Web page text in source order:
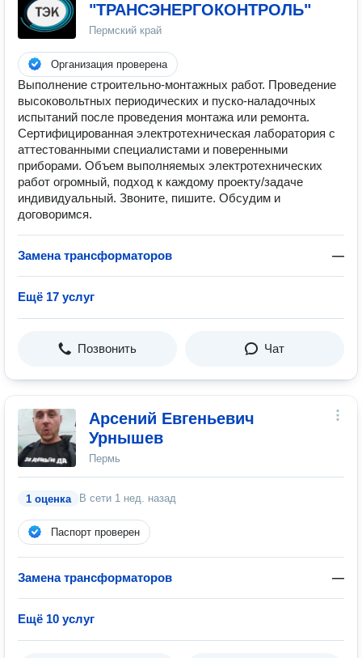
"ТРАНСЭНЕРГОКОНТРОЛЬ"
Пермский край
Организация проверена
Выполнение строительно-монтажных работ. Проведение
высоковольтных периодических и пуско-наладочных
испытаний после проведения монтажа или ремонта.
Сертифицированная электротехническая лаборатория с
аттестованными специалистами и поверенными
приборами. Объем выполняемых электротехнических
работ огромный, подход к каждому проекту/задаче
индивидуальный. Звоните, пишите. Обсудим и
договоримся.
Замена трансформаторов —
Ещё 17 услуг
Позвонить Чат
Арсений Евгеньевич
Урнышев
Пермь
1 оценка В сети 1 нед. назад
Паспорт проверен
Замена трансформаторов —
Ещё 10 услуг